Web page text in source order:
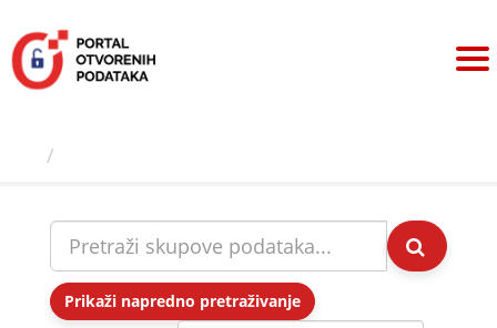
sadržaj
Prikaži napredno pretraživanje